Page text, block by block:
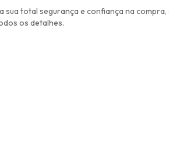
total segurança e confiança na
os detalhes.